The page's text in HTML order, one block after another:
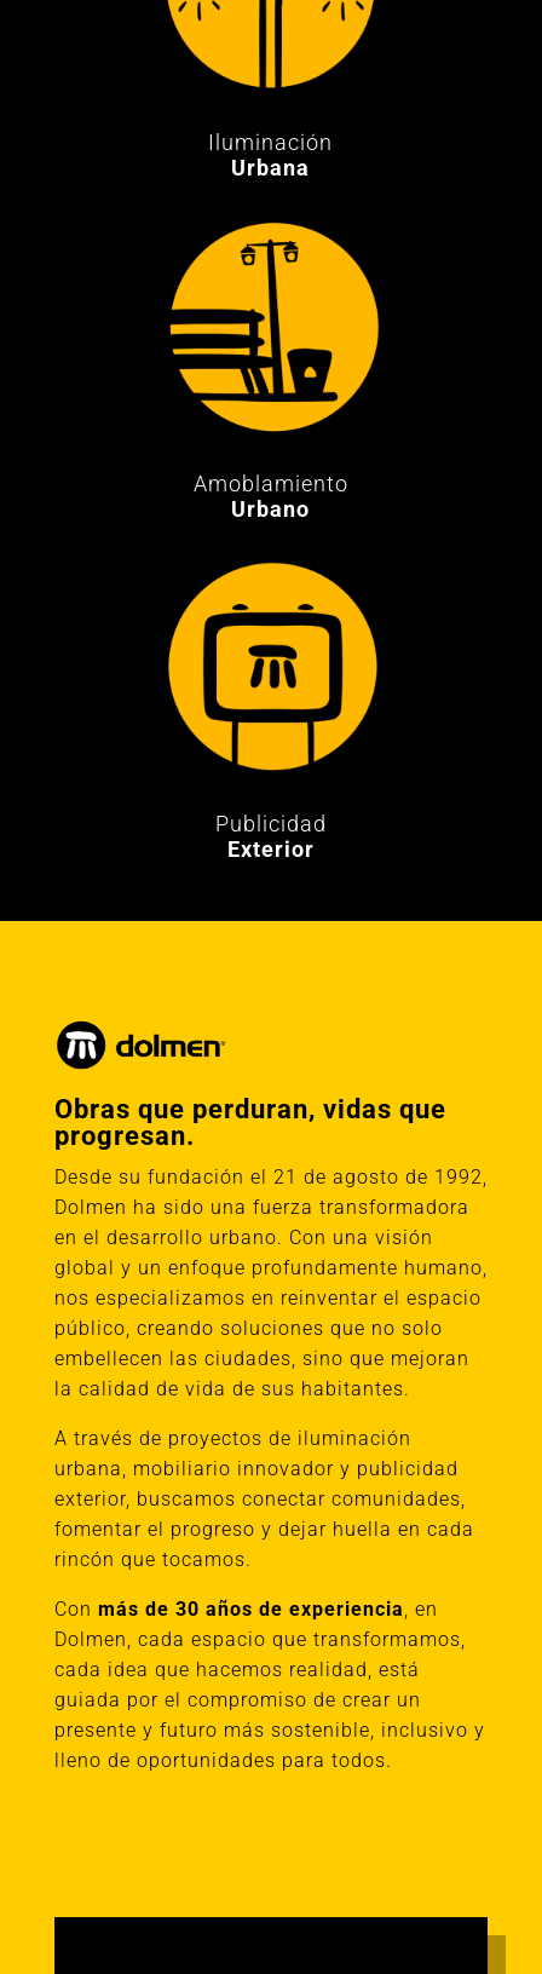
Iluminación
Urbana
Amoblamiento
Urbano
Publicidad
Exterior
Obras que perduran, vidas que
progresan.
Desde su fundación el 21 de agosto de 1992,
Dolmen ha sido una fuerza transformadora
en el desarrollo urbano. Con una visión
global y un enfoque profundamente humano,
nos especializamos en reinventar el espacio
público, creando soluciones que no solo
embellecen las ciudades, sino que mejoran
la calidad de vida de sus habitantes.
A través de proyectos de iluminación
urbana, mobiliario innovador y publicidad
exterior, buscamos conectar comunidades,
fomentar el progreso y dejar huella en cada
rincón que tocamos.
Con más de 30 años de experiencia, en
Dolmen, cada espacio que transformamos,
cada idea que hacemos realidad, está
guiada por el compromiso de crear un
presente y futuro más sostenible, inclusivo y
lleno de oportunidades para todos.